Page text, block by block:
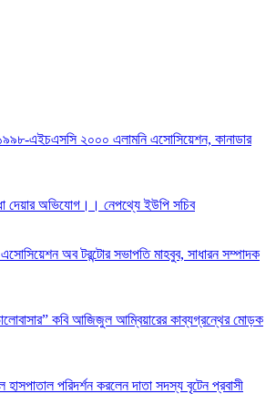
এইচএসসি ২০০০ এলামনি এসোসিয়েশন, কানাডার
দেয়ার অভিযোগ।। নেপথ্যে ইউপি সচিব
অব টরন্টোর সভাপতি মাহবুব, সাধারন সম্পাদক
কবি আজিজুল আম্বিয়ারের কাব্যগ্রন্থের মোড়ক
হাসপাতাল পরিদর্শন করলেন দাতা সদস্য বৃটেন প্রবাসী